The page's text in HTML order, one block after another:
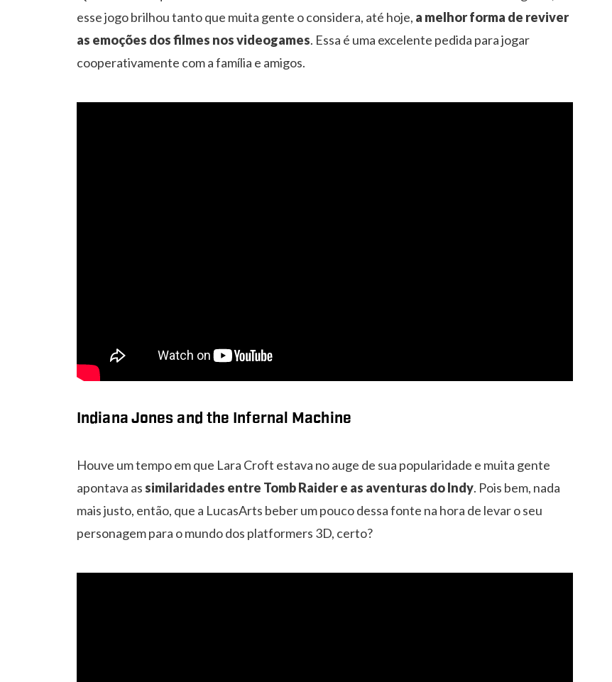
esse jogo brilhou tanto que muita gente o considera, até hoje, a melhor forma de reviver
as emoções dos filmes nos videogames. Essa é uma excelente pedida para jogar
cooperativamente com a família e amigos.
Indiana Jones and the Infernal Machine
Houve um tempo em que Lara Croft estava no auge de sua popularidade e muita gente
apontava as similaridades entre Tomb Raider e as aventuras do Indy. Pois bem, nada
mais justo, então, que a LucasArts beber um pouco dessa fonte na hora de levar o seu
personagem para o mundo dos platformers 3D, certo?